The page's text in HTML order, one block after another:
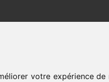
votre expérience
Inscriptions